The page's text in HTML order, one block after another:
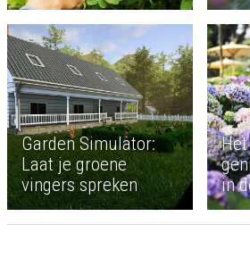
Garden Simulator:
Laat je groene
vingers spreken
in